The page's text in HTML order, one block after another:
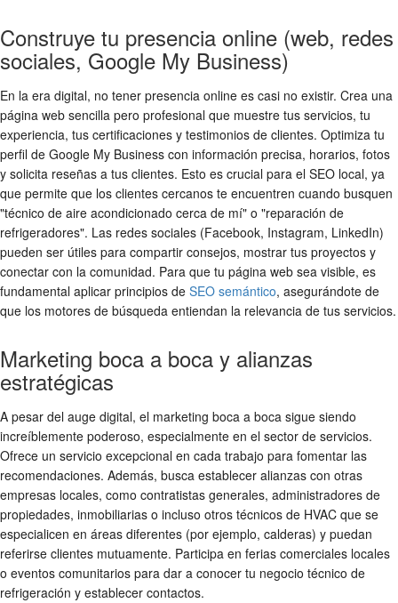
Construye tu presencia online (web, redes
sociales, Google My Business)
En la era digital, no tener presencia online es casi no existir. Crea una
página web sencilla pero profesional que muestre tus servicios, tu
experiencia, tus certificaciones y testimonios de clientes. Optimiza tu
perfil de Google My Business con información precisa, horarios, fotos
y solicita reseñas a tus clientes. Esto es crucial para el SEO local, ya
que permite que los clientes cercanos te encuentren cuando busquen
"técnico de aire acondicionado cerca de mí" o "reparación de
refrigeradores". Las redes sociales (Facebook, Instagram, LinkedIn)
pueden ser útiles para compartir consejos, mostrar tus proyectos y
conectar con la comunidad. Para que tu página web sea visible, es
fundamental aplicar principios de SEO semántico, asegurándote de
que los motores de búsqueda entiendan la relevancia de tus servicios.
Marketing boca a boca y alianzas
estratégicas
A pesar del auge digital, el marketing boca a boca sigue siendo
increíblemente poderoso, especialmente en el sector de servicios.
Ofrece un servicio excepcional en cada trabajo para fomentar las
recomendaciones. Además, busca establecer alianzas con otras
empresas locales, como contratistas generales, administradores de
propiedades, inmobiliarias o incluso otros técnicos de HVAC que se
especialicen en áreas diferentes (por ejemplo, calderas) y puedan
referirse clientes mutuamente. Participa en ferias comerciales locales
o eventos comunitarios para dar a conocer tu negocio técnico de
refrigeración y establecer contactos.